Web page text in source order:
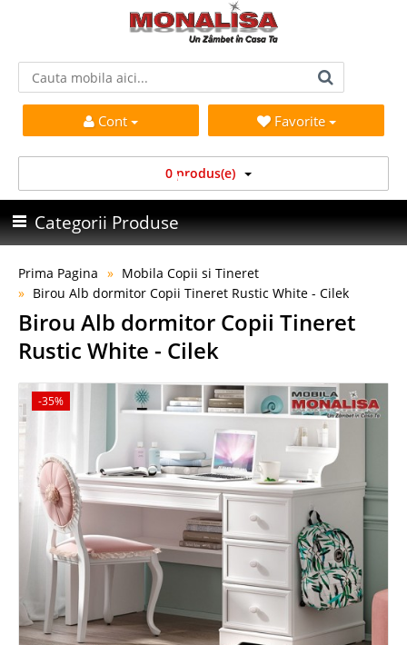
Cont Favorite
0 produs(e)
Categorii Produse
Prima Pagina
Mobila Copii si Tineret
Birou Alb dormitor Copii Tineret Rustic White - Cilek
Birou Alb dormitor Copii Tineret
Rustic White - Cilek
-35%